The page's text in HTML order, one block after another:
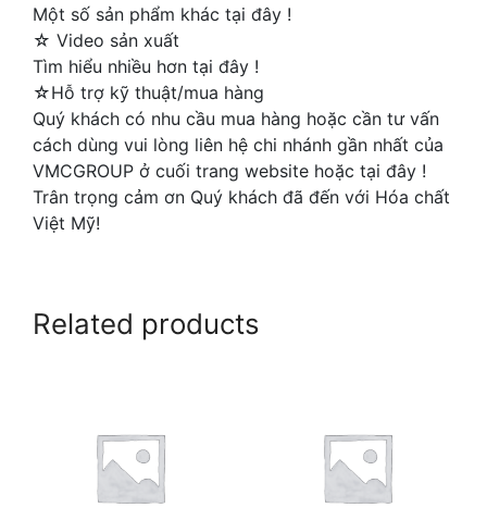
Một số sản phẩm khác tại đây !
☆ Video sản xuất
Tìm hiểu nhiều hơn tại đây !
☆Hỗ trợ kỹ thuật/mua hàng
Quý khách có nhu cầu mua hàng hoặc cần tư vấn
cách dùng vui lòng liên hệ chi nhánh gần nhất của
VMCGROUP ở cuối trang website hoặc tại đây !
Trân trọng cảm ơn Quý khách đã đến với Hóa chất
Việt Mỹ!
Related products